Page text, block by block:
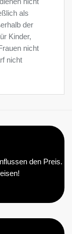
als
der
Kinder,
nicht
nicht
den Preis.